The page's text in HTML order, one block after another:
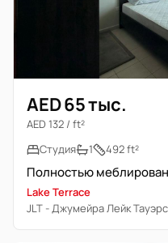
AED 65 тыс.
AED 132 / ft²
Студия
1 492 ft²
Полностью
Lake Terrace
JLT - Джумейра Лейк Тауэрс